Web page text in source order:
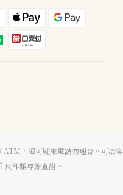
，遇可疑來電請勿理會。可洽客
詐騙專線查證。